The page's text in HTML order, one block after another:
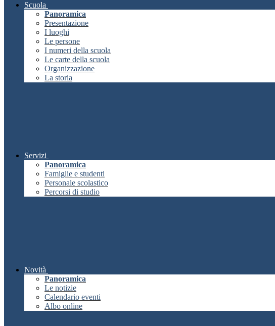
Scuola
Panoramica
Presentazione
I luoghi
Le persone
I numeri della scuola
Le carte della scuola
Organizzazione
La storia
Servizi
Panoramica
Famiglie e studenti
Personale scolastico
Percorsi di studio
Novità
Panoramica
Le notizie
Calendario eventi
Albo online